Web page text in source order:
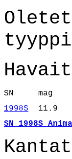
SN     mag
1998S
11.9
SN 1998S